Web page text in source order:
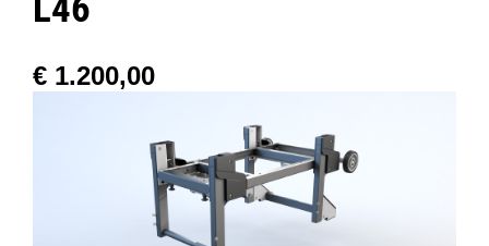
Dynnox XL36
€1.200,00